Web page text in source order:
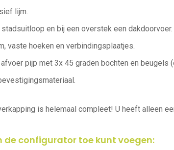
lijm.
stadsuitloop en bij een overstek een
vaste hoeken en verbindingsplaatjes.
afvoer pijp met 3x 45 graden bochten en
is helemaal compleet! U heeft alleen
de configurator toe kunt voegen: